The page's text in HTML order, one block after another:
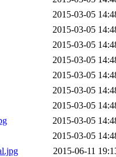
2015-03-05
2015-03-05
2015-03-05
2015-03-05
2015-03-05
2015-03-05
2015-03-05
2015-03-05
2015-03-05
2015-06-11